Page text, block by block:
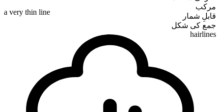
مرکب
قابلِ شمار
جمع کی شکل
hairlines
a very thin line